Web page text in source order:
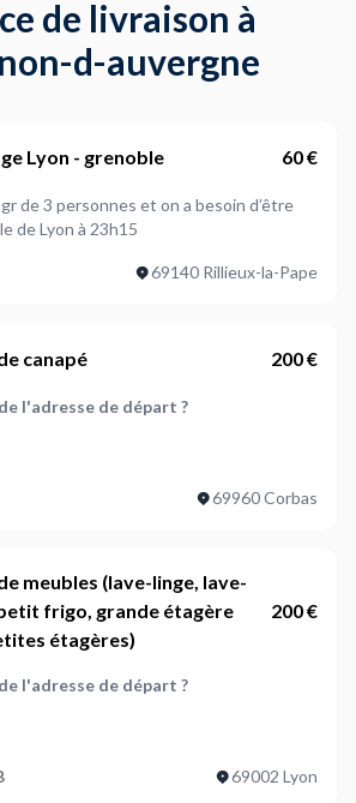
de livraison à
d-auvergne
Lyon - grenoble 60 €
de Lyon à 23h15
69140 Rillieux-la-Pape
canapé 200 €
l'adresse de départ ?
livrer (optionnel)
installer le produit lors de la
particulières à appliquer à cette
69960 Corbas
meubles (lave-linge, lave-
frigo, grande étagère
étagères)
200 €
l'adresse de départ ?
69002 Lyon